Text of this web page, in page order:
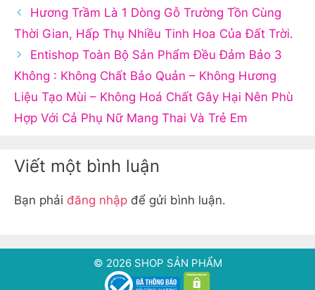
Hương Trầm Là 1 Dòng Gỗ Trường Tồn Cùng
Thời Gian, Hấp Thụ Nhiều Tinh Hoa Của Đất Trời.
Entishop Toàn Bộ Sản Phẩm Đều Đảm Bảo 3
Không : Không Chất Bảo Quản – Không Hương
Liệu Tạo Mùi – Không Hoá Chất Gây Hại Nên Phù
Hợp Với Cả Phụ Nữ Mang Thai Và Trẻ Em
Viết một bình luận
Bạn phải đăng nhập để gửi bình luận.
© 2026 SHOP SẢN PHẨM